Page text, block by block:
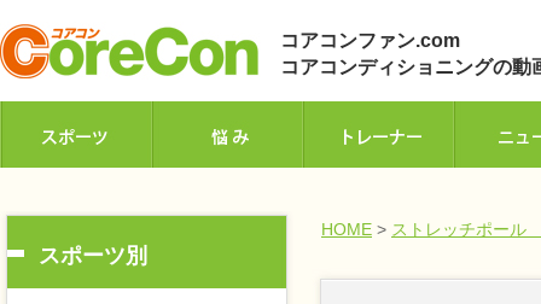
コアコンファン.com
コアコンディショニングの
スポーツ別
HOME > ストレッチポール